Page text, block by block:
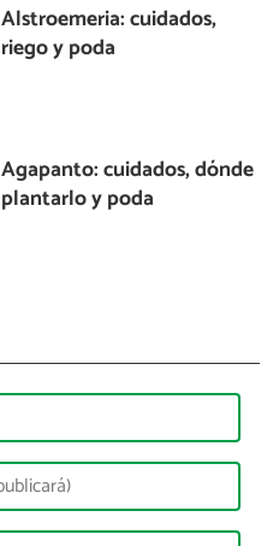
Alstroemeria: cuidados,
riego y poda
Agapanto: cuidados, dónde
plantarlo y poda